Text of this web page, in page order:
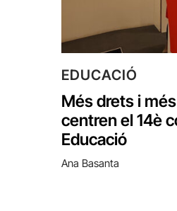
EDUCACIÓ
Més drets i
centren el 14è
Educació
Ana Basanta